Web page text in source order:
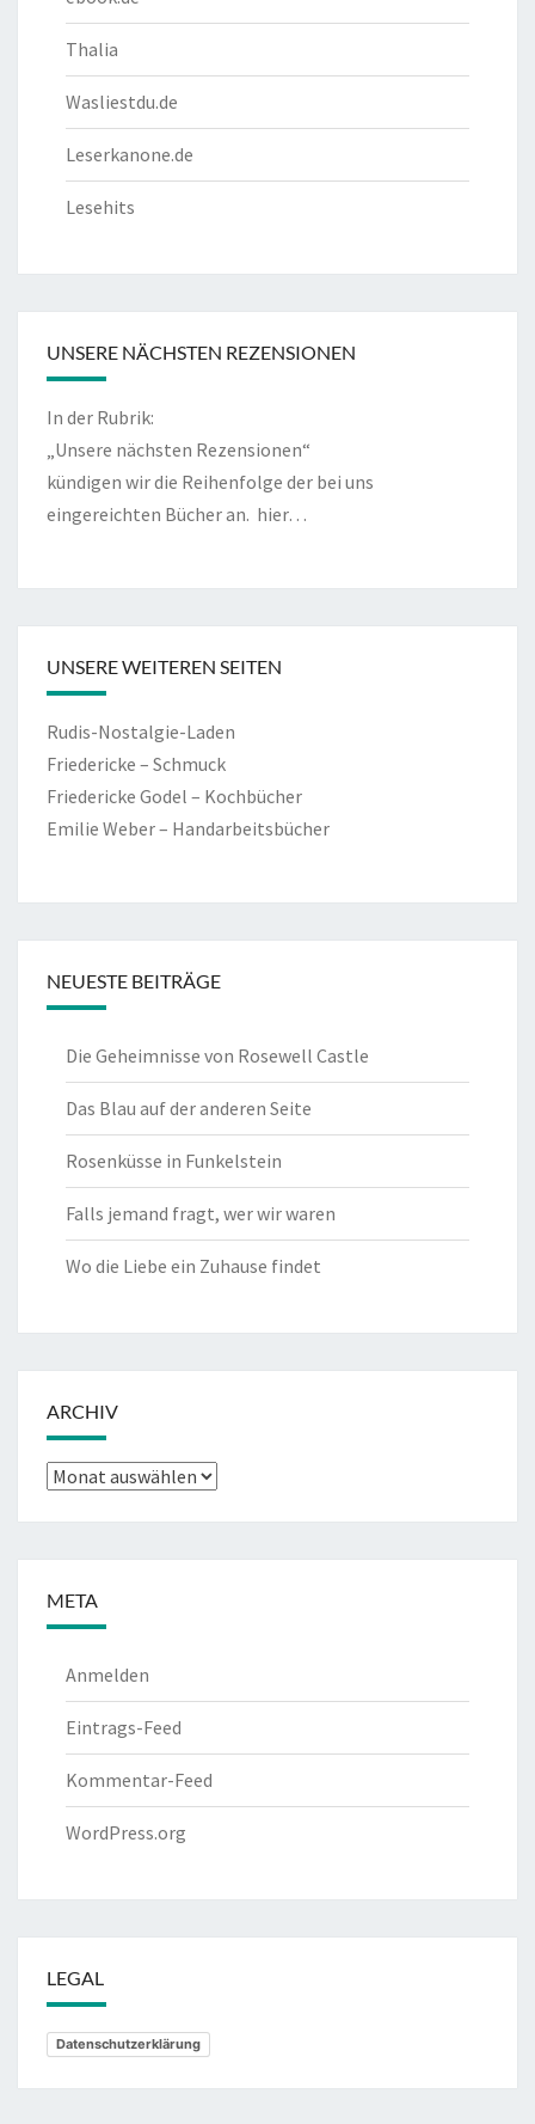
Thalia
Wasliestdu.de
Leserkanone.de
Lesehits
UNSERE NÄCHSTEN REZENSIONEN
In der Rubrik:
„Unsere nächsten Rezensionen“
kündigen wir die Reihenfolge der bei uns
eingereichten Bücher an. hier…
UNSERE WEITEREN SEITEN
Rudis-Nostalgie-Laden
Friedericke – Schmuck
Friedericke Godel – Kochbücher
Emilie Weber – Handarbeitsbücher
NEUESTE BEITRÄGE
Die Geheimnisse von Rosewell Castle
Das Blau auf der anderen Seite
Rosenküsse in Funkelstein
Falls jemand fragt, wer wir waren
Wo die Liebe ein Zuhause findet
ARCHIV
Archiv
META
Anmelden
Eintrags-Feed
Kommentar-Feed
WordPress.org
LEGAL
Datenschutzerklärung